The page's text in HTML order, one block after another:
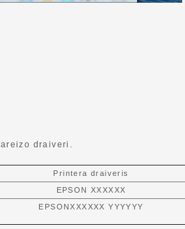
draiveri.
Printera draiveris
EPSON XXXXXX
EPSONXXXXXX YYYYYY